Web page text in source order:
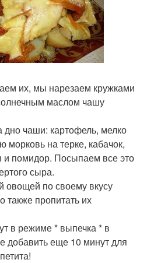
их, мы нарезаем кружками
маслом чашу
чаши: картофель, мелко
морковь на терке, кабачок,
и помидор. Посыпаем все это
сыра.
по своему вкусу
пропитать их
в режиме * выпечка * в
добавить еще 10 минут для